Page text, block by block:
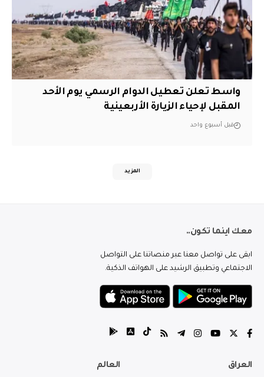
واسط تعلن تعطيل الدوام الرسمي يوم الأحد
المقبل لإحياء الزيارة الأربعينية
قبل أسبوع واحد
المزيد
معك اينما تكون..
ابقى على تواصل معنا عبر منصاتنا على التواصل
الاجتماعي وتطبيق الرشيد على الهواتف الذكية.
العراق العالم